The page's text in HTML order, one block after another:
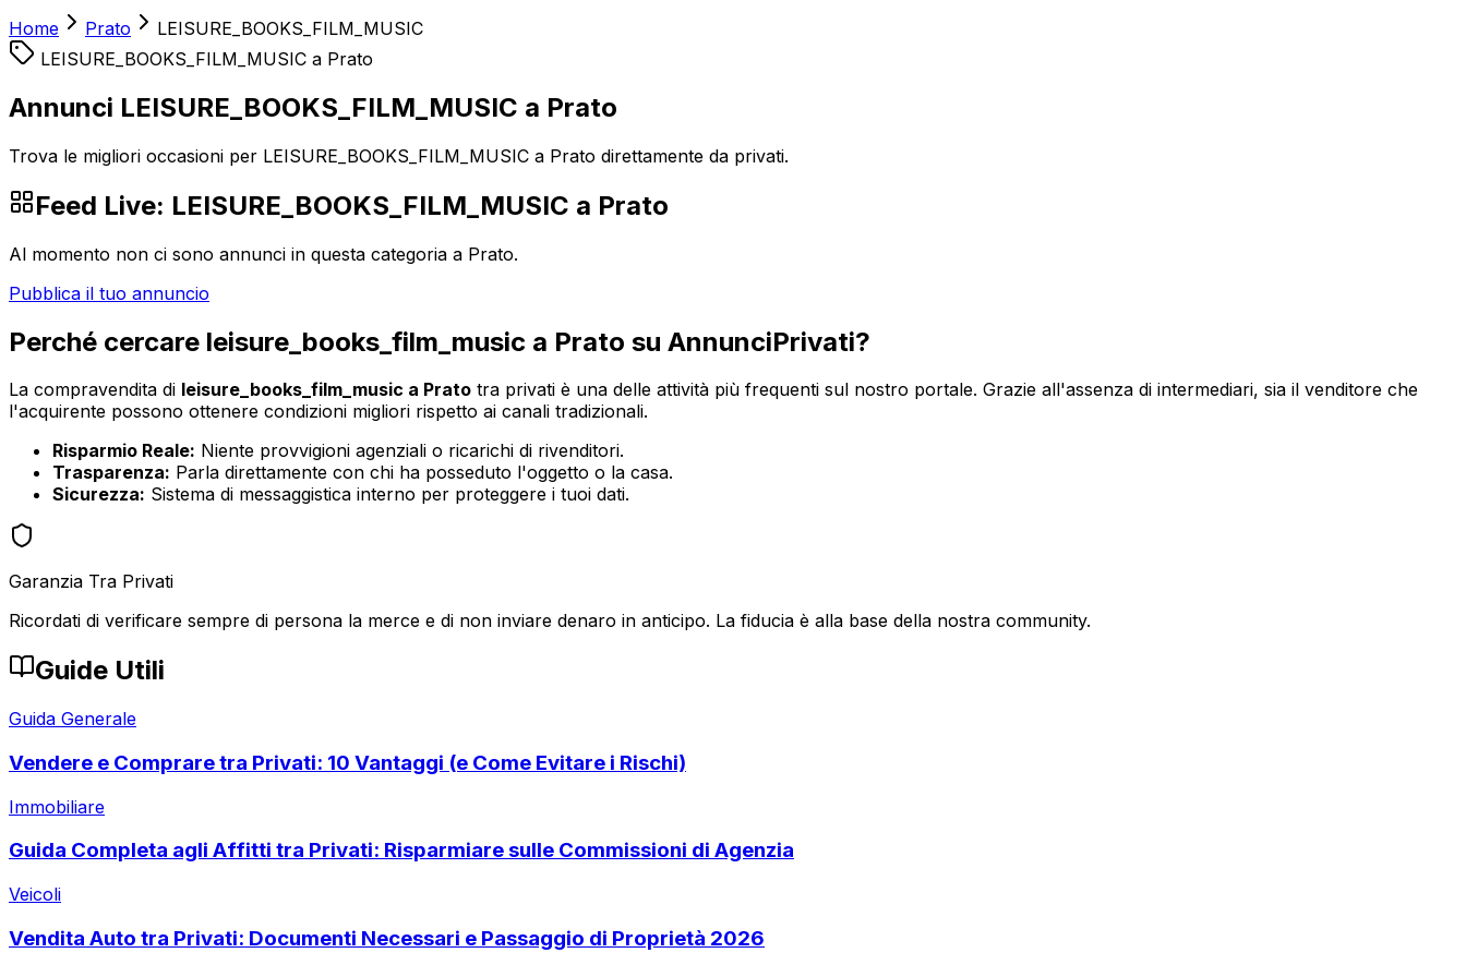
Home Prato
LEISURE_BOOKS_FILM_MUSIC
LEISURE_BOOKS_FILM_MUSIC a Prato
Annunci LEISURE_BOOKS_FILM_MUSIC a Prato
Trova le migliori occasioni per LEISURE_BOOKS_FILM_MUSIC a Prato direttamente da privati.
Feed Live: LEISURE_BOOKS_FILM_MUSIC a Prato
Al momento non ci sono annunci in questa categoria a Prato.
Pubblica il tuo annuncio
Perché cercare leisure_books_film_music a Prato su AnnunciPrivati?
La compravendita di leisure_books_film_music a Prato tra privati è una delle attività più frequenti sul nostro portale. Grazie all'assenza di intermediari, sia il venditore che
l'acquirente possono ottenere condizioni migliori rispetto ai canali tradizionali.
Risparmio Reale: Niente provvigioni agenziali o ricarichi di rivenditori.
Trasparenza: Parla direttamente con chi ha posseduto l'oggetto o la casa.
Sicurezza: Sistema di messaggistica interno per proteggere i tuoi dati.
Garanzia Tra Privati
Ricordati di verificare sempre di persona la merce e di non inviare denaro in anticipo. La fiducia è alla base della nostra community.
Guide Utili
Guida Generale
Vendere e Comprare tra Privati: 10 Vantaggi (e Come Evitare i Rischi)
Immobiliare
Guida Completa agli Affitti tra Privati: Risparmiare sulle Commissioni di Agenzia
Veicoli
Vendita Auto tra Privati: Documenti Necessari e Passaggio di Proprietà 2026